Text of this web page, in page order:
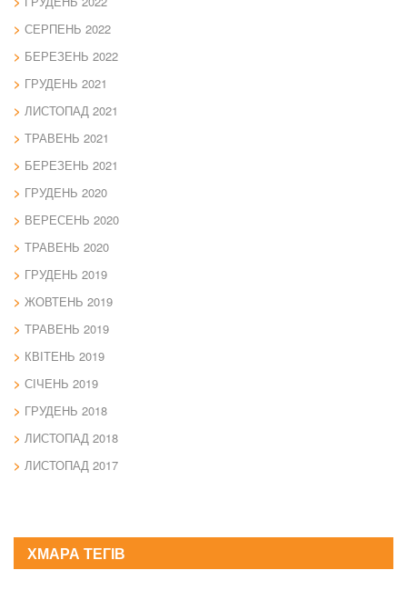
СЕРПЕНЬ 2022
БЕРЕЗЕНЬ 2022
ГРУДЕНЬ 2021
ЛИСТОПАД 2021
ТРАВЕНЬ 2021
БЕРЕЗЕНЬ 2021
ГРУДЕНЬ 2020
ВЕРЕСЕНЬ 2020
ТРАВЕНЬ 2020
ГРУДЕНЬ 2019
ЖОВТЕНЬ 2019
ТРАВЕНЬ 2019
КВІТЕНЬ 2019
СІЧЕНЬ 2019
ГРУДЕНЬ 2018
ЛИСТОПАД 2018
ЛИСТОПАД 2017
ХМАРА ТЕГІВ